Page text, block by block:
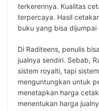
terkerennya. Kualitas
terpercaya. Hasil
buku yang bisa
Di Raditeens, penulis
jualnya sendiri. Sebab,
sistem royalti, tapi
menguntungkan untuk
menetapkan harga
menentukan harga